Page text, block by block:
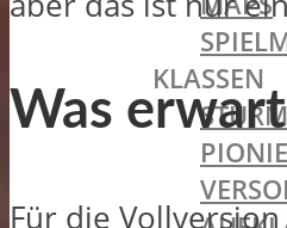
KLASSEN
Was
Für die